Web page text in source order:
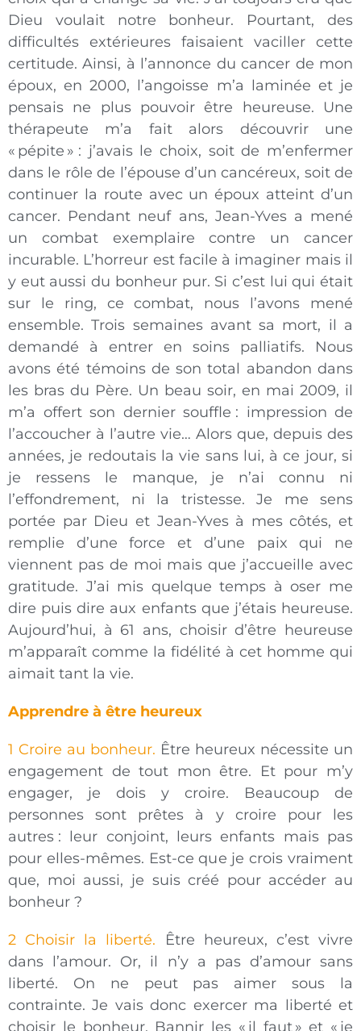
Dieu voulait notre bonheur. Pourtant, des
difficultés extérieures faisaient vaciller cette
certitude. Ainsi, à l’annonce du cancer de mon
époux, en 2000, l’angoisse m’a laminée et je
pensais ne plus pouvoir être heureuse. Une
thérapeute m’a fait alors découvrir une
« pépite » : j’avais le choix, soit de m’enfermer
dans le rôle de l’épouse d’un cancéreux, soit de
continuer la route avec un époux atteint d’un
cancer. Pendant neuf ans, Jean-Yves a mené
un combat exemplaire contre un cancer
incurable. L’horreur est facile à imaginer mais il
y eut aussi du bonheur pur. Si c’est lui qui était
sur le ring, ce combat, nous l’avons mené
ensemble. Trois semaines avant sa mort, il a
demandé à entrer en soins palliatifs. Nous
avons été témoins de son total abandon dans
les bras du Père. Un beau soir, en mai 2009, il
m’a offert son dernier souffle : impression de
l’accoucher à l’autre vie… Alors que, depuis des
années, je redoutais la vie sans lui, à ce jour, si
je ressens le manque, je n’ai connu ni
l’effondrement, ni la tristesse. Je me sens
portée par Dieu et Jean-Yves à mes côtés, et
remplie d’une force et d’une paix qui ne
viennent pas de moi mais que j’accueille avec
gratitude. J’ai mis quelque temps à oser me
dire puis dire aux enfants que j’étais heureuse.
Aujourd’hui, à 61 ans, choisir d’être heureuse
m’apparaît comme la fidélité à cet homme qui
aimait tant la vie.
Apprendre à être heureux
1 Croire au bonheur. Être heureux nécessite un
engagement de tout mon être. Et pour m’y
engager, je dois y croire. Beaucoup de
personnes sont prêtes à y croire pour les
autres : leur conjoint, leurs enfants mais pas
pour elles-mêmes. Est-ce que je crois vraiment
que, moi aussi, je suis créé pour accéder au
bonheur ?
2 Choisir la liberté. Être heureux, c’est vivre
dans l’amour. Or, il n’y a pas d’amour sans
liberté. On ne peut pas aimer sous la
contrainte. Je vais donc exercer ma liberté et
choisir le bonheur. Bannir les « il faut » et « je